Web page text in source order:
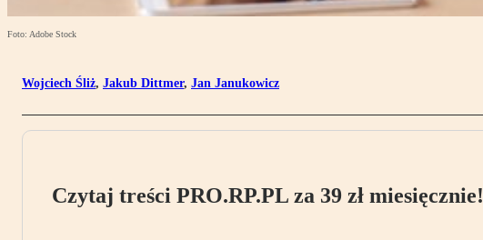
Foto: Adobe Stock
Wojciech Śliż, Jakub Dittmer, Jan Janukowicz
Czytaj treści PRO.RP.PL za 39 zł miesięcznie!